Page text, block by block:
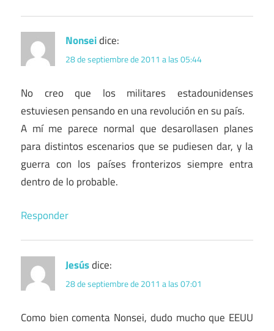
Nonseidice:
28 de septiembre de 2011 a las 05:44
No creo que los militares estadounidenses
estuviesen pensando en una revolución en su país.
A mí me parece normal que desarollasen planes
para distintos escenarios que se pudiesen dar, y la
guerra con los países fronterizos siempre entra
dentro de lo probable.
Responder
Jesúsdice:
28 de septiembre de 2011 a las 07:01
Como bien comenta Nonsei, dudo mucho que EEUU